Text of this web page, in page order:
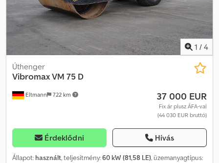
1 / 4
Eltmann 722 km
Úthenger
VibromaxVM 75 D
37 000 EUR
Fix ár plusz ÁFA-val
(44 030 EUR bruttó)
Érdeklődni Hívás
Állapot: használt, teljesítmény:60 kW (81,58 LE), üzemanyagtípus: